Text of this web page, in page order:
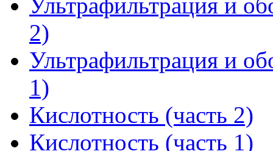
2)
Ультрафильтрация и
1)
Кислотность (часть 2)
Кислотность (часть 1)